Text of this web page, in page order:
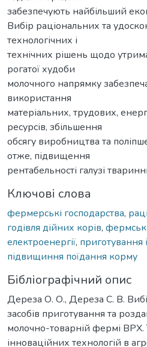
забезпечують найбільший
Вибір раціональних та
технологічних і
технічних рішень щодо
рогатої худоби
молочного напрямку
використання
матеріальних, трудових,
ресурсів, збільшення
обсягу виробництва та
отже, підвищення
рентабельності галузі
Ключові слова
фермерські господарства,
годівля дійних корів,
електроенергії, приготування
підвищиння поїдання корму
Бібліографічний опис
Дереза О. О., Дереза С. В.
засобів приготування та
молочно-товарній фермі ВРХ.
інноваційних технологій в